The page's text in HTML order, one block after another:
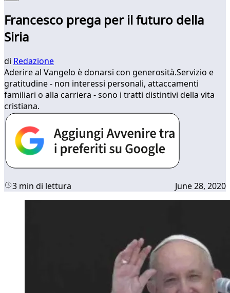
Francesco prega per il futuro della
Siria
di Redazione
Aderire al Vangelo è donarsi con generosità.Servizio e
gratitudine - non interessi personali, attaccamenti
familiari o alla carriera - sono i tratti distintivi della vita
cristiana.
3 min di lettura June 28, 2020